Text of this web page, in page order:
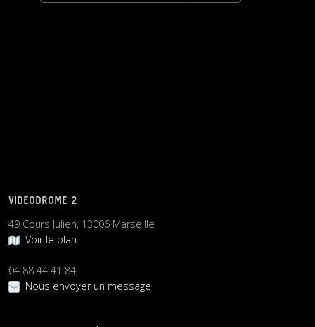
VIDEODROME 2
49 Cours Julien, 13006 Marseille
Voir le plan
04 88 44 41 84
Nous envoyer un message